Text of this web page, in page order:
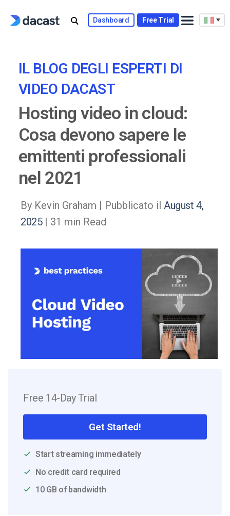
Dashboard Free Trial
IL BLOG DEGLI ESPERTI DI
VIDEO DACAST
Hosting video in cloud:
Cosa devono sapere le
emittenti professionali
nel 2021
By Kevin Graham | Pubblicato il August 4,
2025| 31 min Read
Free 14-Day Trial
Get Started!
Start streaming immediately
No credit card required
10 GB of bandwidth